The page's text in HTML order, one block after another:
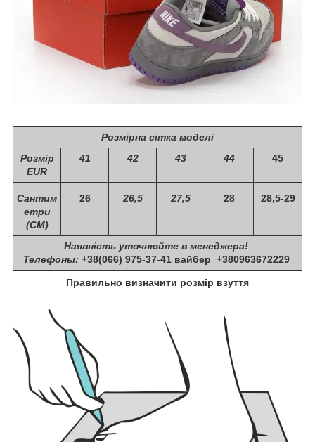
Розмірна сітка моделі
Розмір
EUR
41 42 43 44 45
Сантим
етри
(СМ)
26 26,5 27,5 28 28,5-29
Наявність уточнюйте в менеджера!
Телефоны: +38(066) 975-37-41 вайбер +380963672229
Правильно визначити розмір взуття